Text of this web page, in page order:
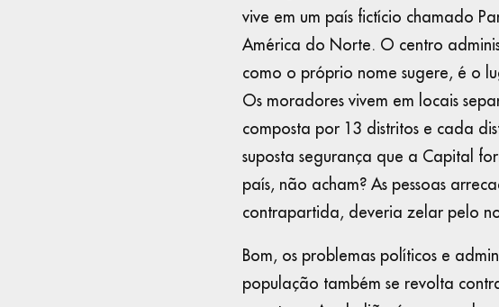
vive em um país fictício chamado
América do Norte. O centro
como o próprio nome sugere, é o
Os moradores vivem em locais
composta por 13 distritos e cada
suposta segurança que a Capital
país, não acham? As pessoas
contrapartida, deveria zelar pelo
Bom, os problemas políticos e
população também se revolta